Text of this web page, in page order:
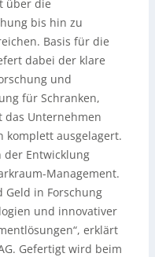
über die
bis hin zu
Basis für die
dabei der klare
und
für Schranken,
das Unternehmen
komplett ausgelagert.
der Entwicklung
Management.
Geld in Forschung
und innovativer
erklärt
Gefertigt wird beim